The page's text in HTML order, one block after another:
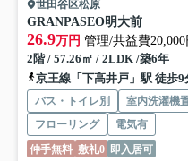
世田谷区松原
GRANPASEO明大前
26.9万円 管理/共益費20,000
2階 / 57.26㎡ / 2LDK /築6年
京王線「下高井戸」駅 徒歩9
バス・トイレ別 室内洗濯機
フローリング
電気有
仲手無料 敷礼0 即入居可